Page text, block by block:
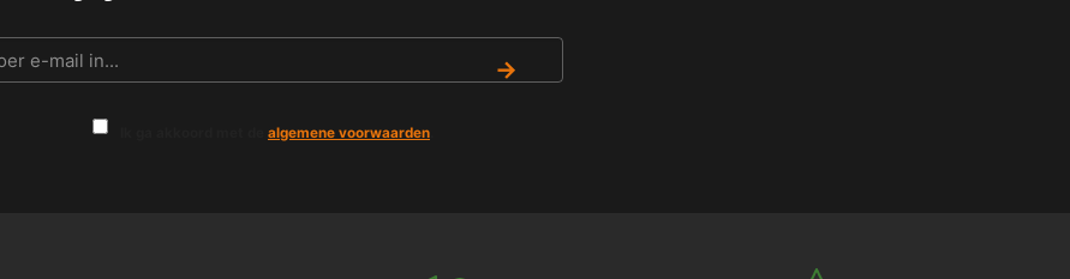
→
algemene voorwaarden